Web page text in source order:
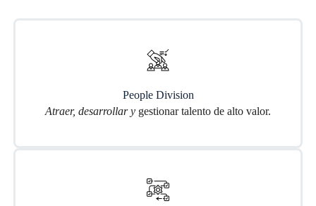
People Division
Atraer, desarrollar y gestionar talento de alto valor.